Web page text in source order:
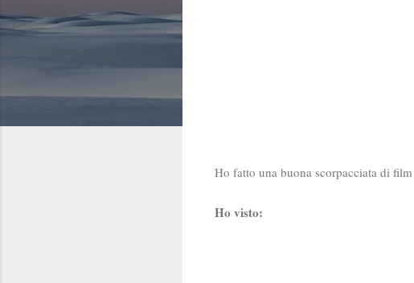
Ho fatto una buona scorpacciata di
Ho visto: